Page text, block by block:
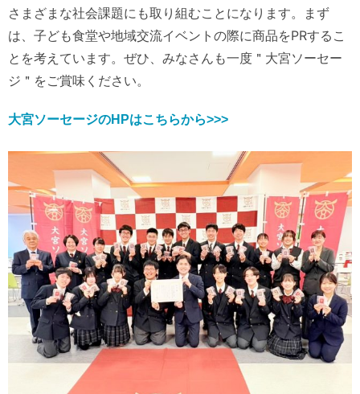
さまざまな社会課題にも取り組むことになります。まず
は、子ども食堂や地域交流イベントの際に商品をPRするこ
とを考えています。ぜひ、みなさんも一度＂大宮ソーセー
ジ＂をご賞味ください。
大宮ソーセージのHPはこちらから>>>